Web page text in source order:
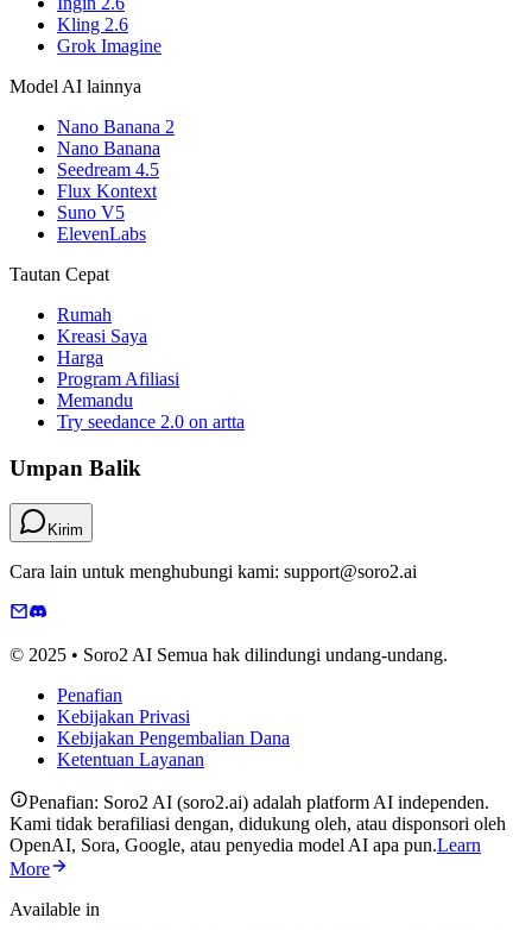
Kling 2.6
Grok Imagine
Model AI lainnya
Nano Banana 2
Nano Banana
Seedream 4.5
Flux Kontext
Suno V5
ElevenLabs
Tautan Cepat
Rumah
Kreasi Saya
Harga
Program Afiliasi
Memandu
Try seedance 2.0 on artta
Umpan Balik
Kirim
Cara lain untuk menghubungi kami: support@soro2.ai
© 2025 • Soro2 AI Semua hak dilindungi undang-undang.
Penafian
Kebijakan Privasi
Kebijakan Pengembalian Dana
Ketentuan Layanan
Penafian: Soro2 AI (soro2.ai) adalah platform AI independen.
Kami tidak berafiliasi dengan, didukung oleh, atau disponsori oleh
OpenAI, Sora, Google, atau penyedia model AI apa pun.Learn
More
Available in